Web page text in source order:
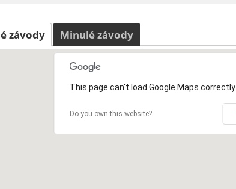
závody Minulé závody
This page can't load Google Maps correctly.
Do you own this website?